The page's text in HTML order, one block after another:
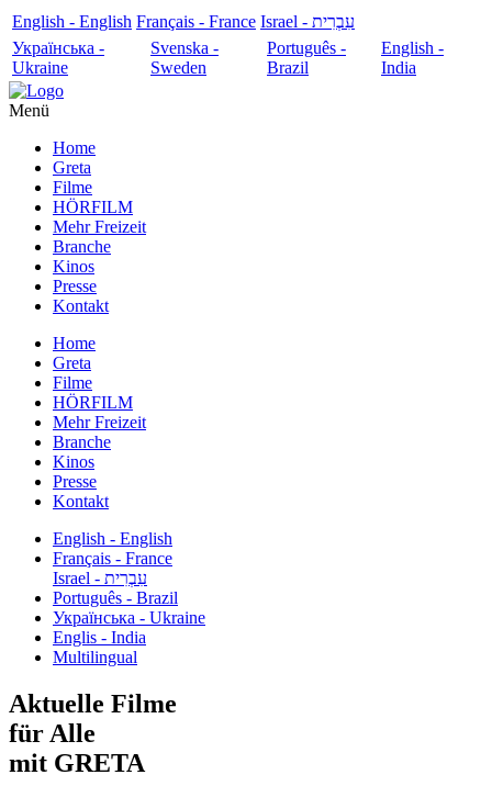
English - English Français - France
עִבְרִית - Israel
Українська -
Ukraine
Svenska -
Sweden
Português -
Brazil
English -
India
Menü
Home
Greta
Filme
HÖRFILM
Mehr Freizeit
Branche
Kinos
Presse
Kontakt
Home
Greta
Filme
HÖRFILM
Mehr Freizeit
Branche
Kinos
Presse
Kontakt
English - English
Français - France
עִבְרִית - Israel
Português - Brazil
Українська - Ukraine
Englis - India
Multilingual
Aktuelle Filme
für Alle
mit GRETA